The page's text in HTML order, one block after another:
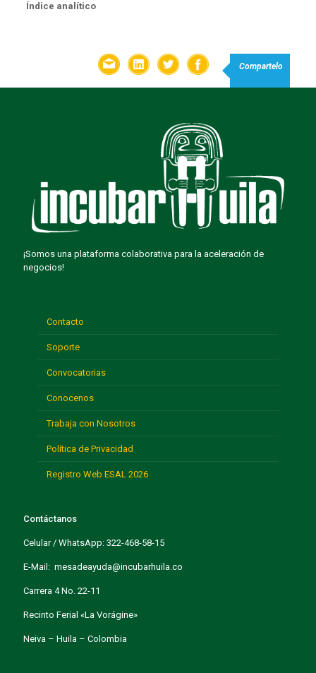
Índice analítico
Compartelo
¡Somos una plataforma colaborativa para la aceleración de
negocios!
Contacto
Soporte
Convocatorias
Conocenos
Trabaja con Nosotros
Política de Privacidad
Registro Web ESAL 2026
Contáctanos
Celular / WhatsApp: 322-468-58-15
E-Mail: mesadeayuda@incubarhuila.co
Carrera 4 No. 22-11
Recinto Ferial «La Vorágine»
Neiva – Huila – Colombia